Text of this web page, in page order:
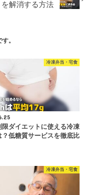
を解消する方法
。
冷凍弁当・宅食
限ダイエットに使える冷凍
？低糖質サービスを徹底比
冷凍弁当・宅食